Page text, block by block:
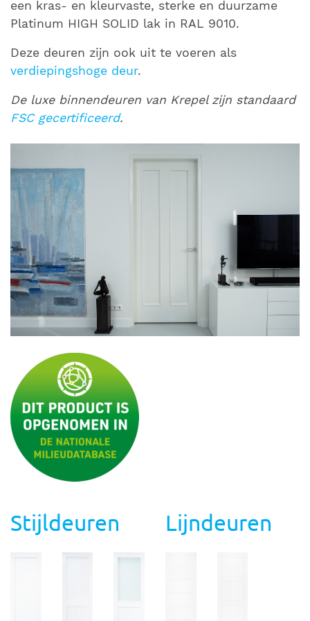
een kras- en kleurvaste, sterke en duurzame
Platinum HIGH SOLID lak in RAL 9010.
Deze deuren zijn ook uit te voeren als
verdiepingshoge deur.
De luxe binnendeuren van Krepel zijn standaard
FSC gecertificeerd.
Stijldeuren Lijndeuren